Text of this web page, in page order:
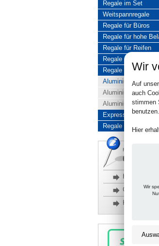
Regale im Set
Weitspannregale
Regale für Büros
Regale für hohe
Regale für Reifen
Regale aus Edelstahl
Regale aus
Aluminiumregale
Aluminiumregal
Aluminiumregal
Express-Produkte
Regale Reduziert
Rückfragen,
06201
Häufige
Glossar
Kontakt
Wir
Auf
auch
stimmen
Hier
Wir